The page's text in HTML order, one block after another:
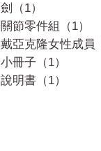
劍（1）
關節零件組（1）
戴亞克隆女性成員
小冊子（1）
說明書（1）